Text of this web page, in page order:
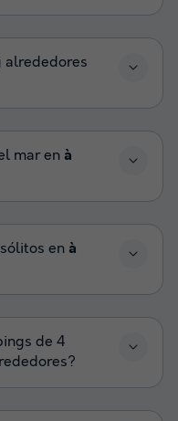
alrededores
mar en à
en à
de 4